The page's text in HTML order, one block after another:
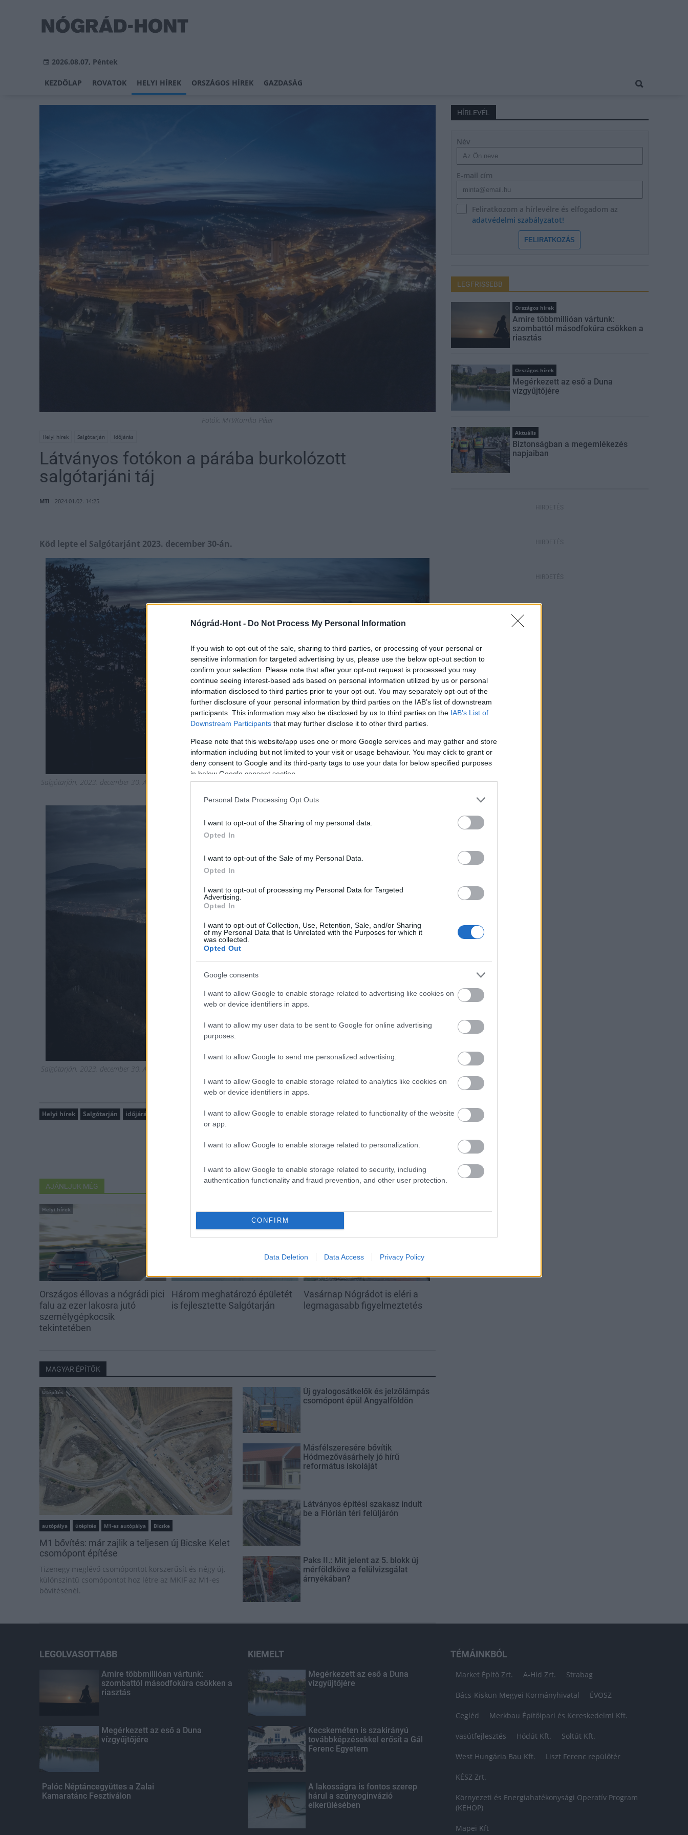
Nógrád-Hont - Do Not Process My Personal Information
If you wish to opt-out of the sale, sharing to third parties, or processing of your personal or
sensitive information for targeted advertising by us, please use the below opt-out section to
confirm your selection. Please note that after your opt-out request is processed you may
continue seeing interest-based ads based on personal information utilized by us or personal
information disclosed to third parties prior to your opt-out. You may separately opt-out of the
further disclosure of your personal information by third parties on the IAB’s list of downstream
participants. This information may also be disclosed by us to third parties on the IAB’s List of
Downstream Participants that may further disclose it to other third parties.
Please note that this website/app uses one or more Google services and may gather and store
information including but not limited to your visit or usage behaviour. You may click to grant or
deny consent to Google and its third-party tags to use your data for below specified purposes
in below Google consent section.
Personal Data Processing Opt Outs
I want to opt-out of the Sharing of my personal data.
Opted In
I want to opt-out of the Sale of my Personal Data.
Opted In
I want to opt-out of processing my Personal Data for Targeted
Advertising.
Opted In
I want to opt-out of Collection, Use, Retention, Sale, and/or Sharing
of my Personal Data that Is Unrelated with the Purposes for which it
was collected.
Opted Out
Google consents
I want to allow Google to enable storage related to advertising like cookies on
web or device identifiers in apps.
I want to allow my user data to be sent to Google for online advertising
purposes.
I want to allow Google to send me personalized advertising.
I want to allow Google to enable storage related to analytics like cookies on
web or device identifiers in apps.
I want to allow Google to enable storage related to functionality of the website
or app.
I want to allow Google to enable storage related to personalization.
I want to allow Google to enable storage related to security, including
authentication functionality and fraud prevention, and other user protection.
CONFIRM
Data Deletion Data Access Privacy Policy
2026.08.07, Péntek
KEZDŐLAP ROVATOK HELYI HÍREK ORSZÁGOS HÍREK GAZDASÁG
Fotók: MTI/Komka Péter
Helyi hírek Salgótarján időjárás
Látványos fotókon a párába burkolózott
salgótarjáni táj
MTI 2024.01.02. 14:25
Köd lepte el Salgótarjánt 2023. december 30-án.
Salgótarján, 2023. december 30. A drónnal készített képen párás levegő Salgótarjánban 2023. december 30-án. MTI/Komka Péter
Salgótarján, 2023. december 30. A drónnal készített képen párás levegő Salgótarjánban 2023. december 30-án. MTI/Komka Péter
Helyi hírek Salgótarján időjárás
AJÁNLJUK MÉG
Helyi hírek
Országos éllovas a nógrádi pici
falu az ezer lakosra jutó
személygépkocsik
tekintetében
Három meghatározó épületét
is fejlesztette Salgótarján
Vasárnap Nógrádot is eléri a
legmagasabb figyelmeztetés
MAGYAR ÉPÍTŐK
Útépítés
autópálya útépítés M1-es autópálya Bicske
M1 bővítés: már zajlik a teljesen új Bicske Kelet
csomópont építése
Tizenegy meglévő csomópontot korszerűsít és négy új,
különszintű csomópontot hoz létre az MKIF az M1-es
bővítésénél.
Új gyalogosátkelők és jelzőlámpás
csomópont épül Angyalföldön
Másfélszeresére bővítik
Hódmezővásárhely jó hírű
református iskoláját
Látványos építési szakasz indult
be a Flórián téri felüljárón
Paks II.: Mit jelent az 5. blokk új
mérföldköve a felülvizsgálat
árnyékában?
HÍRLEVÉL
Név
E-mail cím
Feliratkozom a hírlevélre és elfogadom az
adatvédelmi szabályzatot!
FELIRATKOZÁS
LEGFRISSEBB
Országos hírek
Amire többmillióan vártunk:
szombattól másodfokúra csökken a
riasztás
Országos hírek
Megérkezett az eső a Duna
vízgyűjtőjére
Aktuális
Biztonságban a megemlékezés
napjaiban
HIRDETÉS
HIRDETÉS
HIRDETÉS
LEGOLVASOTTABB
Amire többmillióan vártunk:
szombattól másodfokúra csökken a
riasztás
Megérkezett az eső a Duna
vízgyűjtőjére
Palóc Néptáncegyüttes a Zalai
Kamaratánc Fesztiválon
KIEMELT
Megérkezett az eső a Duna
vízgyűjtőjére
Kecskeméten is szakirányú
továbbképzésekkel erősít a Gál
Ferenc Egyetem
A lakosságra is fontos szerep
hárul a szúnyoginvázió
elkerülésében
TÉMÁINKBÓL
Market Építő Zrt. A-Híd Zrt. Strabag
Bács-Kiskun Megyei Kormányhivatal ÉVOSZ
Cegléd Merkbau Építőipari és Kereskedelmi Kft.
vasútfejlesztés Hódút Kft. Soltút Kft.
West Hungária Bau Kft. Liszt Ferenc repülőtér
KÉSZ Zrt.
Környezeti és Energiahatékonysági Operatív Program
(KEHOP)
Mapei Kft